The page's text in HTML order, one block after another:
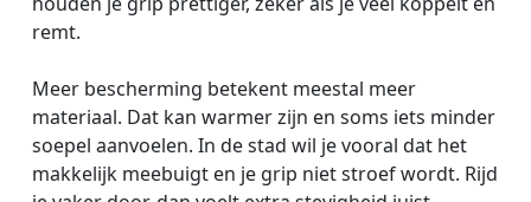
remt.
Meer bescherming betekent meestal meer
materiaal. Dat kan warmer zijn en soms iets minder
soepel aanvoelen. In de stad wil je vooral dat het
makkelijk meebuigt en je grip niet stroef wordt. Rijd